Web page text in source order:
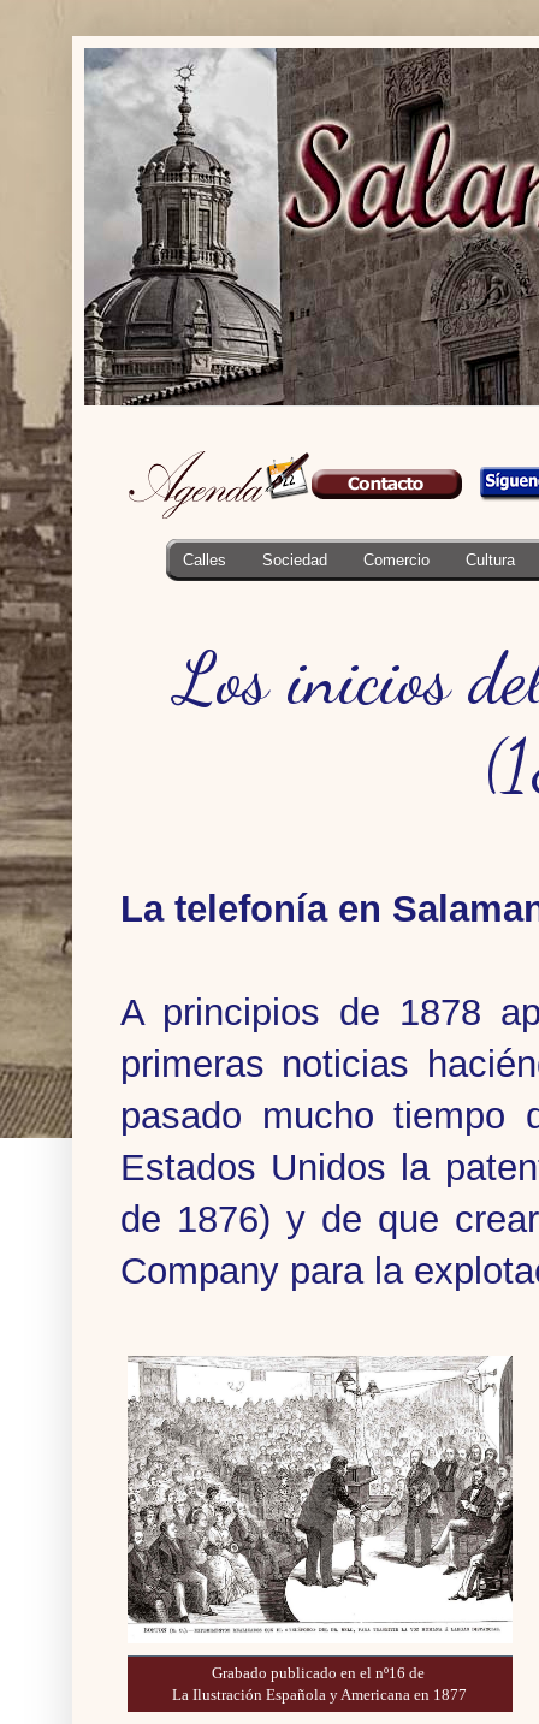
Calles Sociedad Comercio Cultura
Los inicios
La telefonía en
A principios de 1878
primeras noticias
pasado mucho tiempo
Estados Unidos la
de 1876) y de que
Company para la
Grabado publicado en el nº16 de
La Ilustración Española y Americana en 1877